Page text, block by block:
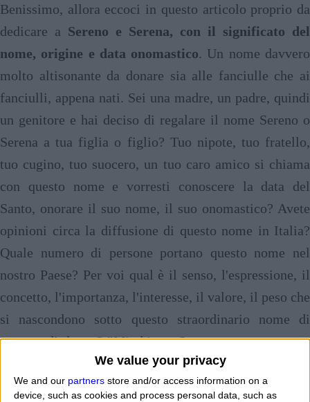
We value your privacy
We and our partners store and/or access information on a
device, such as cookies and process personal data, such as
Benissimo, allora eccoci in questo articolo proprio da
dedicare a Sereno e Serena, con il significato del
nome, origine e data onomastico. Un nome davvero
molto altisonante da donare sia alle fanciulle che ai
fanciulli, appena nati. Sei una madre, un padre, quindi
un genitore e hai deciso di regalare il nome Sereno o
Serena a tua figlia o figlio? Tuo nipote, tuo fratello,
tuo cugino, tuo suocero, un tuo caro amico si chiama
con questo nome e vorresti conoscere la data del
Santo, onorare il suo nome, il suo onomastico? Avete
opinioni circa la diffusione di questo nome in Italia?
Quale numero di persone portano questo nome nel
nostro Paese? Per voi qual è il senso, l'espressione, il
concetto, l'importanza, l'interesse, il valore, il peso che
si nascondono sotto questo straordinario nome di
uomo o di donna? "Mi chiamo Sereno e sono contento
di avere questo nome dalla mia nascita. I miei genitori
mi hanno chiamato Serena ma non so con precisione